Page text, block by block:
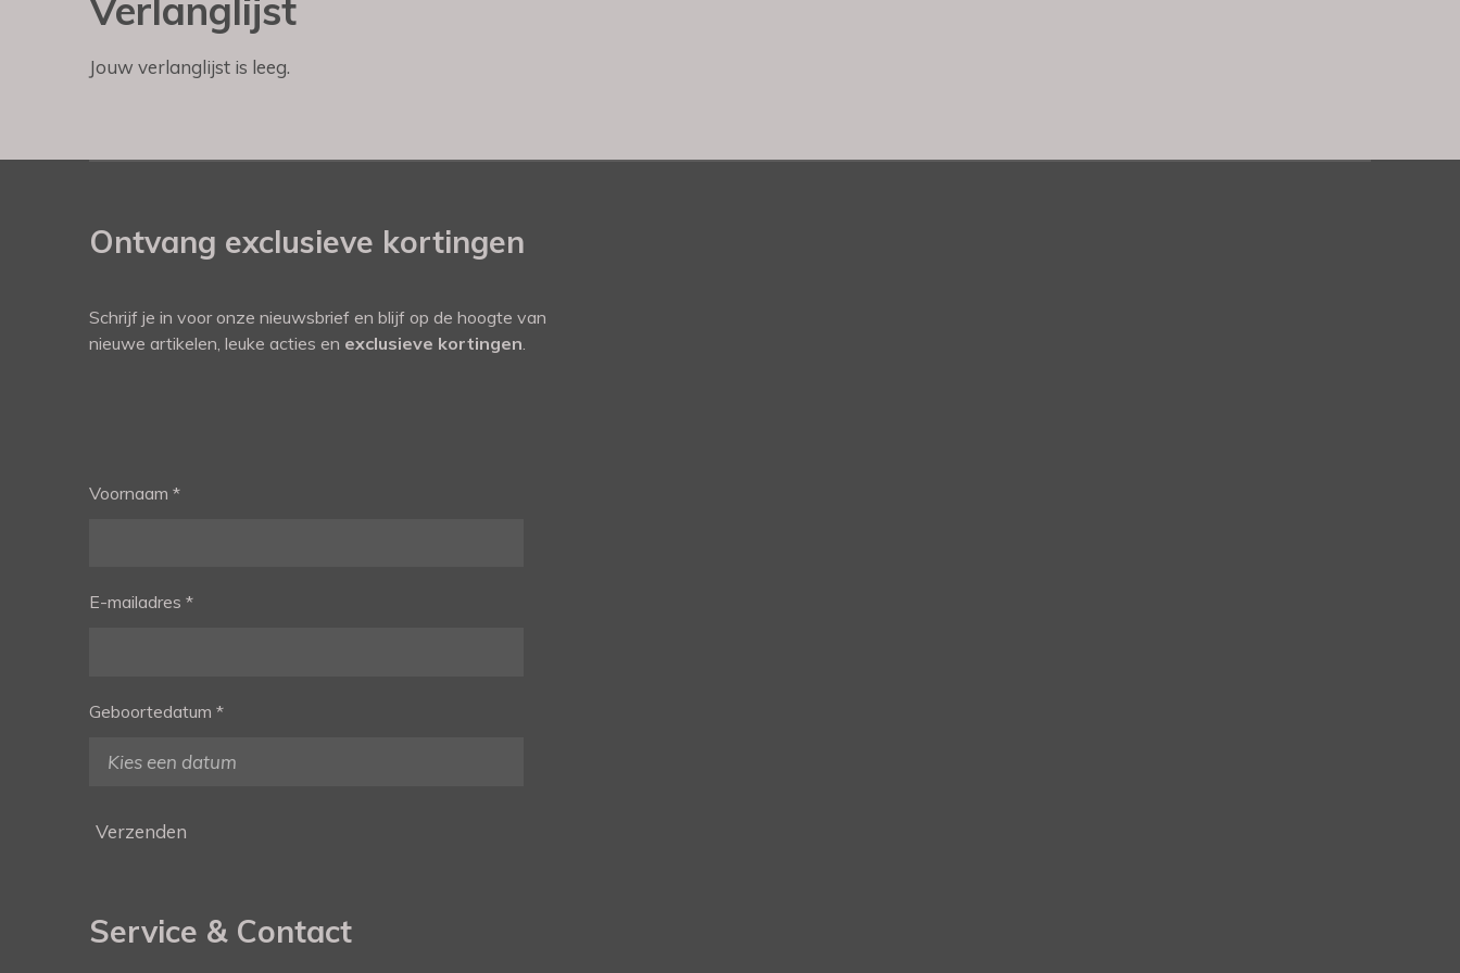
Verlanglijst
Jouw verlanglijst is leeg.
Ontvang exclusieve kortingen
Schrijf je in voor onze nieuwsbrief en blijf op de hoogte van
nieuwe artikelen, leuke acties en exclusieve kortingen
Voornaam *
E-mailadres *
Geboortedatum *
Verzenden
Service & Contact